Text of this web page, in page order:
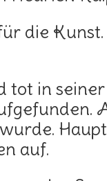
die
in
auf.